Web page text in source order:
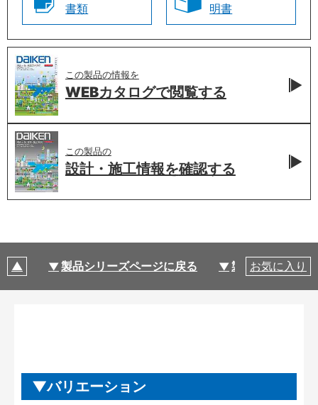
書類
明書
この製品の情報を
WEBカタログで閲覧する
この製品の
設計・施工情報を確認する
製品シリーズページに戻る 製品仕様
お気に入り
バリエーション